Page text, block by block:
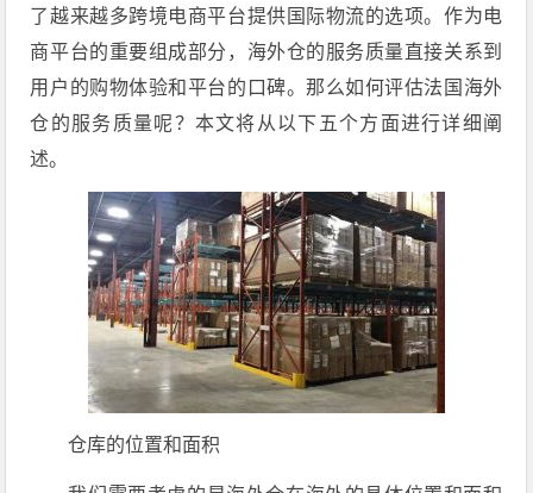
了越来越多跨境电商平台提供国际物流的选项。作为电
商平台的重要组成部分，海外仓的服务质量直接关系到
用户的购物体验和平台的口碑。那么如何评估法国海外
仓的服务质量呢？本文将从以下五个方面进行详细阐
述。
仓库的位置和面积